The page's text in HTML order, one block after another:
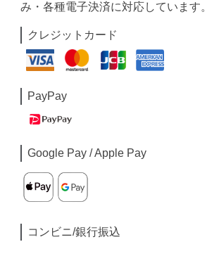
み・各種電子決済に対応しています。
クレジットカード
PayPay
Google Pay / Apple Pay
コンビニ/銀行振込